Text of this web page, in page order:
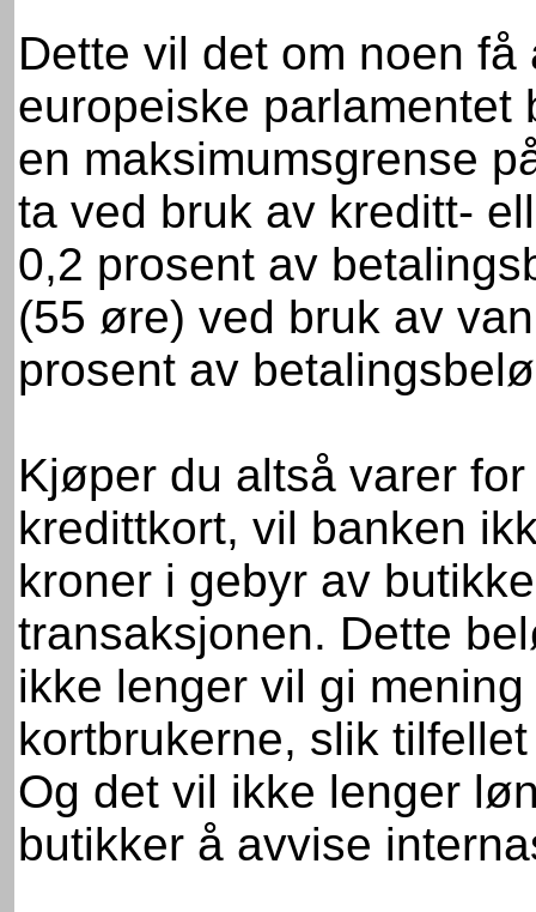
Dette vil det om noen
europeiske parlamentet
en maksimumsgrense
ta ved bruk av kreditt-
0,2 prosent av
(55 øre) ved bruk av
prosent av
Kjøper du altså varer
kredittkort, vil banken
kroner i gebyr av
transaksjonen. Dette
ikke lenger vil gi
kortbrukerne, slik
Og det vil ikke lenger
butikker å avvise